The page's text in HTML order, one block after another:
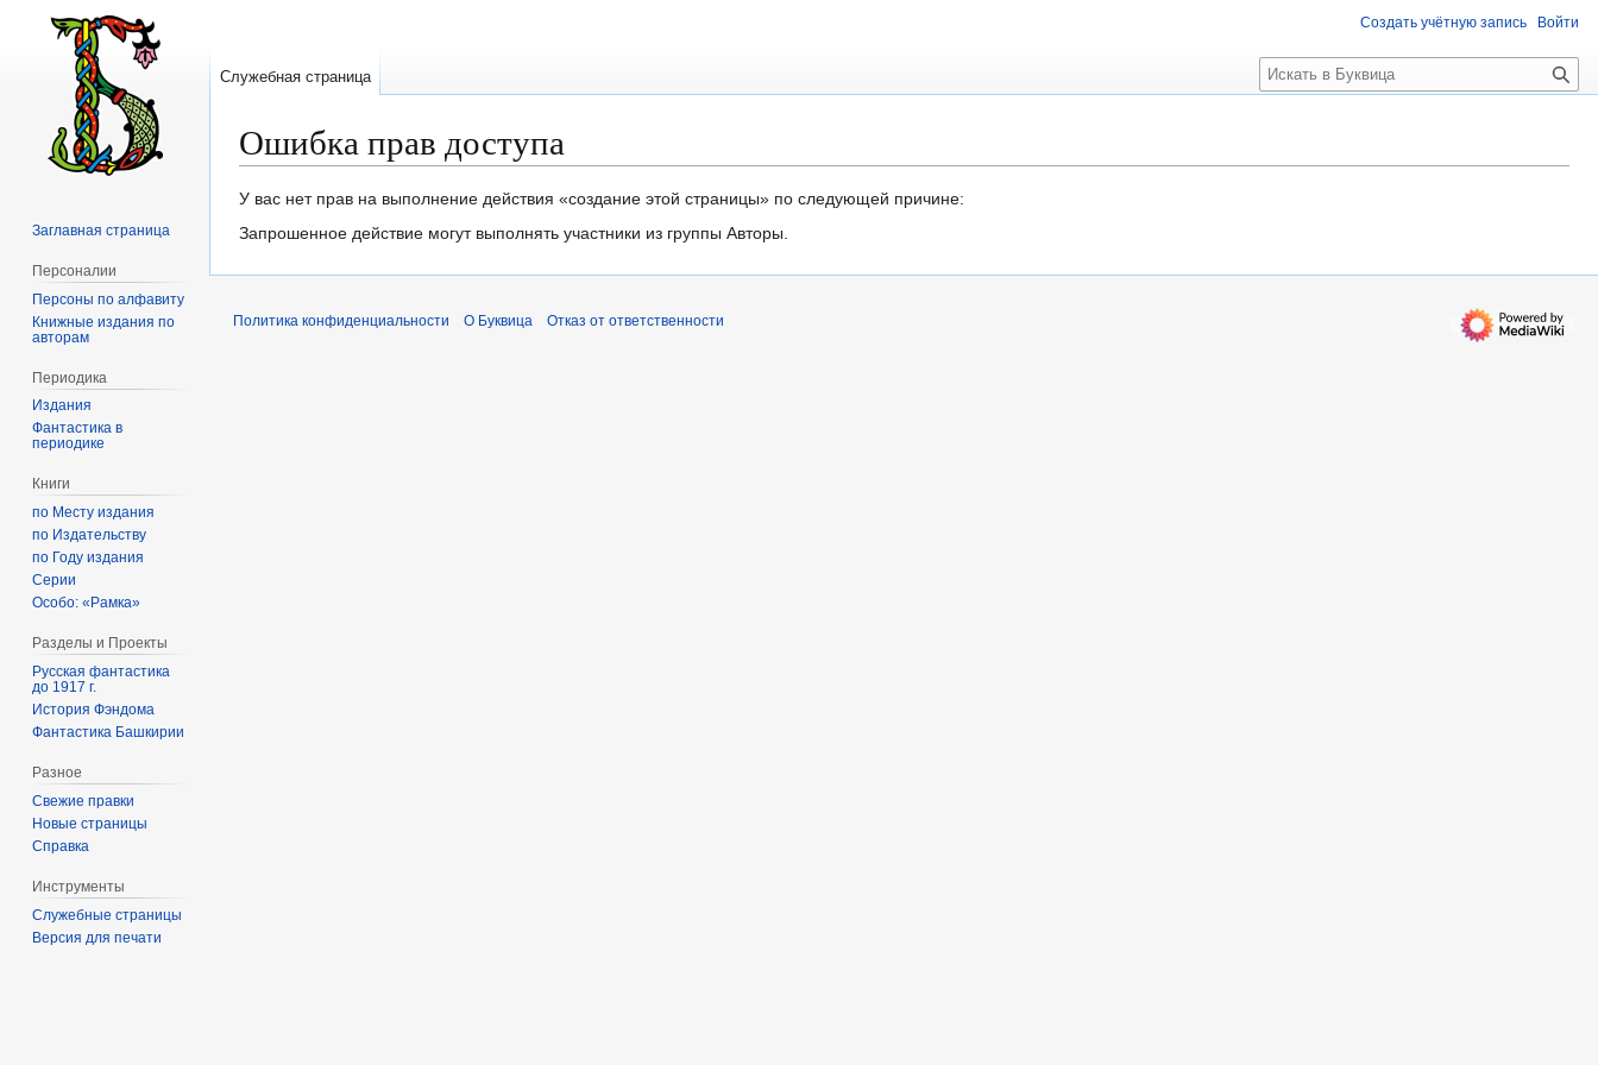
Ошибка прав доступа
Перейти
к
Перейти
к
У вас нет прав на выполнение действия «создание этой страницы» по следующей причине:
Запрошенное действие могут выполнять участники из группы Авторы.
Создать учётную запись Войти
Служебная страница
П
о
к
Заглавная страница
Персоналии
Персоны по алфавиту
Книжные издания по
авторам
Периодика
Издания
Фантастика в
периодике
Книги
по Месту издания
по Издательству
по Году издания
Серии
Особо: «Рамка»
Разделы и Проекты
Русская фантастика
до 1917 г.
История Фэндома
Фантастика Башкирии
Разное
Свежие правки
Новые страницы
Справка
Инструменты
Служебные страницы
Версия для печати
Политика конфиденциальности О Буквица Отказ от ответственности